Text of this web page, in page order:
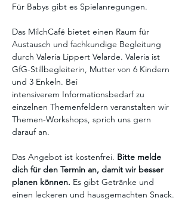
Für Babys gibt es Spielanregungen.
Das MilchCafé bietet einen Raum für
Austausch und fachkundige Begleitung
durch Valeria Lippert Velarde. Valeria ist
GfG-Stillbegleiterin, Mutter von 6 Kindern
und 3 Enkeln. Bei
intensiverem Informationsbedarf zu
einzelnen Themenfeldern veranstalten wir
Themen-Workshops, sprich uns gern
darauf an.
Das Angebot ist kostenfrei. Bitte melde
dich für den Termin an, damit wir besser
planen können. Es gibt Getränke und
einen leckeren und hausgemachten Snack.